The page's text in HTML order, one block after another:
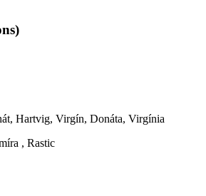
Hartvig, Virgín, Donáta, Virgínia
, Rastic